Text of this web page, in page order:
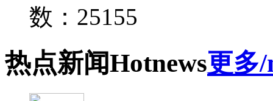
数：25155
热点新闻Hotnews更多